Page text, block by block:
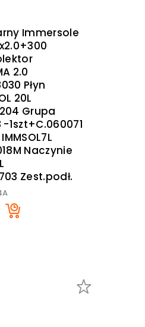
Immersole
2.0
Płyn
20L
Grupa
1szt+C.060071
Naczynie
Zest.podł.